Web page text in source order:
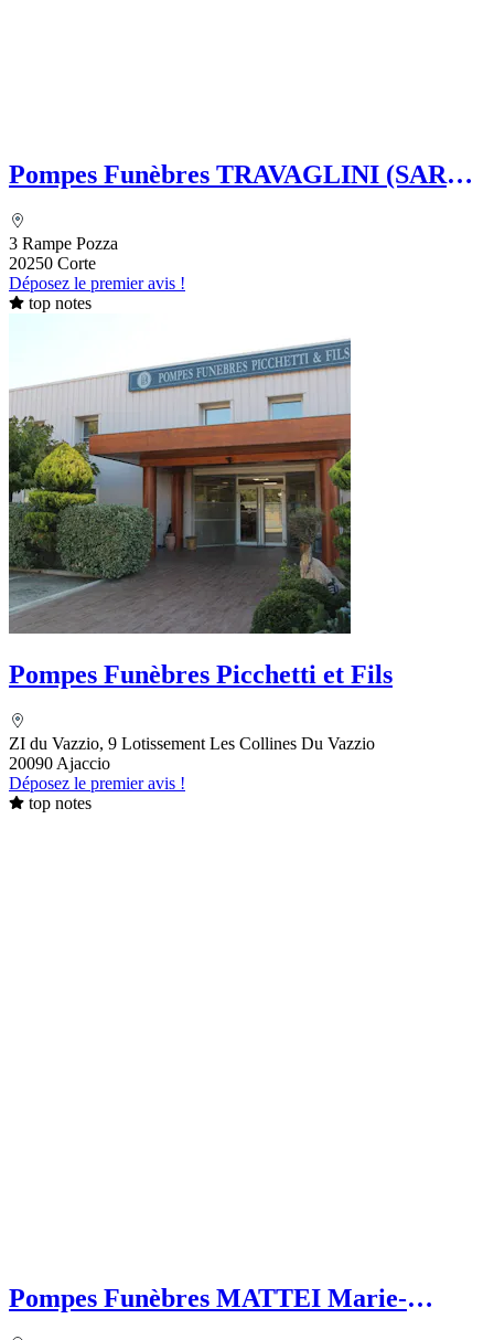
Pompes Funèbres TRAVAGLINI (SARL)
secondaire Grégoire TRAVAGLINI
3 Rampe Pozza
20250 Corte
Déposez le premier avis !
top notes
Pompes Funèbres Picchetti et Fils
ZI du Vazzio, 9 Lotissement Les Collines Du Vazzio
20090 Ajaccio
Déposez le premier avis !
top notes
Pompes Funèbres MATTEI Marie-